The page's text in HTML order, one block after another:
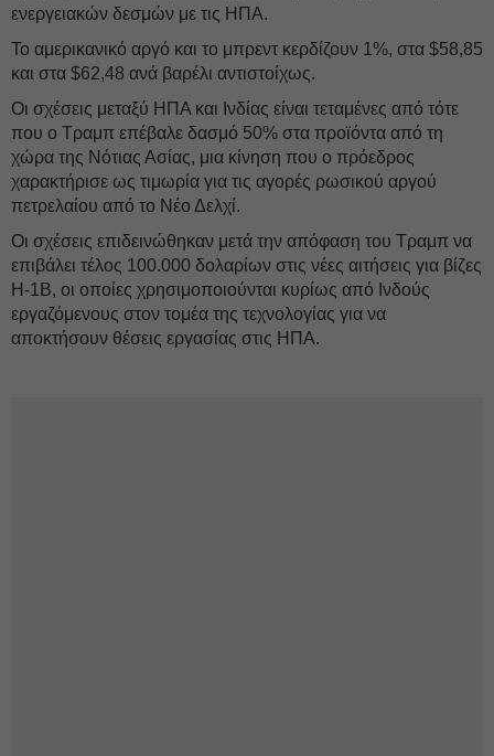
ενεργειακών δεσμών με τις ΗΠΑ.
Το αμερικανικό αργό και το μπρεντ κερδίζουν 1%, στα $58,85
και στα $62,48 ανά βαρέλι αντιστοίχως.
Οι σχέσεις μεταξύ ΗΠΑ και Ινδίας είναι τεταμένες από τότε
που ο Τραμπ επέβαλε δασμό 50% στα προϊόντα από τη
χώρα της Νότιας Ασίας, μια κίνηση που ο πρόεδρος
χαρακτήρισε ως τιμωρία για τις αγορές ρωσικού αργού
πετρελαίου από το Νέο Δελχί.
Οι σχέσεις επιδεινώθηκαν μετά την απόφαση του Τραμπ να
επιβάλει τέλος 100.000 δολαρίων στις νέες αιτήσεις για βίζες
H-1B, οι οποίες χρησιμοποιούνται κυρίως από Ινδούς
εργαζόμενους στον τομέα της τεχνολογίας για να
αποκτήσουν θέσεις εργασίας στις ΗΠΑ.